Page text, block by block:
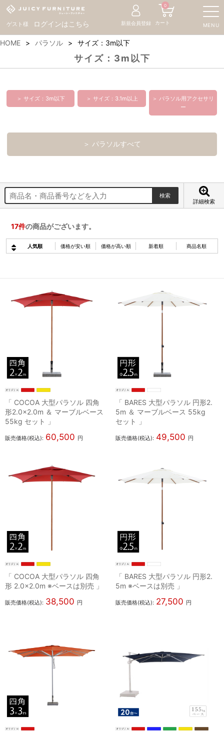
ゲスト様 ログインはこちら MENU
新規会員登録 カート
0
HOME パラソル サイズ：3m以下
サイズ：3m以下
＞ サイズ：3m以下 ＞ サイズ：3.1m以上
＞ パラソル用アクセサリ
ー
＞ パラソルすべて
詳細検索
17件の商品がございます。
人気順 価格が安い順 価格が高い順 新着順 商品名順
「 COCOA 大型パラソル 四角
形2.0×2.0m ＆ マーブルベース
55kg セット 」
販売価格(税込): 60,500 円
「 BARES 大型パラソル 円形2.
5m ＆ マーブルベース 55kg
セット 」
販売価格(税込): 49,500 円
「 COCOA 大型パラソル 四角
形 2.0×2.0m ※ベースは別売 」
販売価格(税込): 38,500 円
「 BARES 大型パラソル 円形2.
5m ※ベースは別売 」
販売価格(税込): 27,500 円